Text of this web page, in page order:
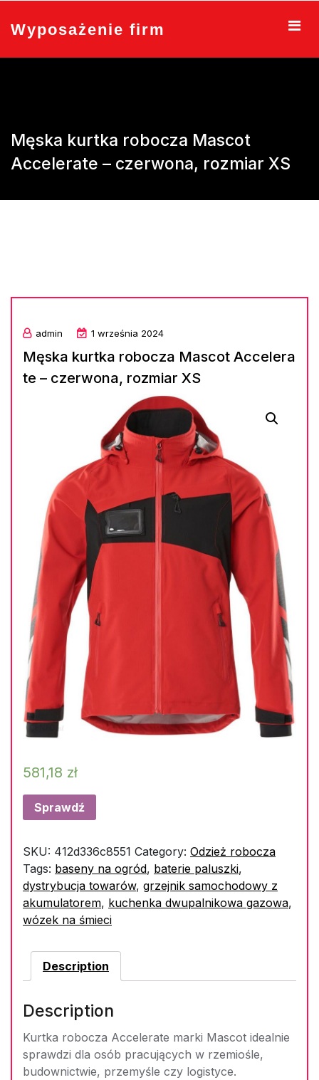
content
Wyposażenie firm
Męska kurtka robocza Mascot
Accelerate – czerwona, rozmiar XS
admin 1 września 2024
Męska kurtka robocza Mascot Accelera
te – czerwona, rozmiar XS
581,18 zł
Sprawdź
SKU: 412d336c8551 Category: Odzież robocza
Tags: baseny na ogród, baterie paluszki,
dystrybucja towarów, grzejnik samochodowy z
akumulatorem, kuchenka dwupalnikowa gazowa,
wózek na śmieci
Description
Description
Kurtka robocza Accelerate marki Mascot idealnie
sprawdzi dla osób pracujących w rzemiośle,
budownictwie, przemyśle czy logistyce.